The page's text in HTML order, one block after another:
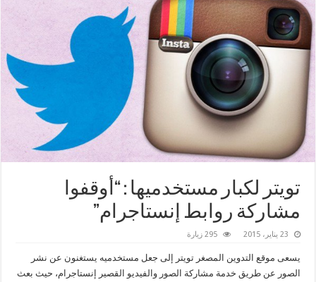
تويتر لكبار مستخدميها : “أوقفوا
مشاركة روابط إنستاجرام”
23 يناير، 2015 295 زيارة
يسعى موقع التدوين المصغر تويتر إلى جعل مستخدميه يستغنون عن نشر
الصور عن طريق خدمة مشاركة الصور والفيديو القصير إنستاجرام، حيث بعث